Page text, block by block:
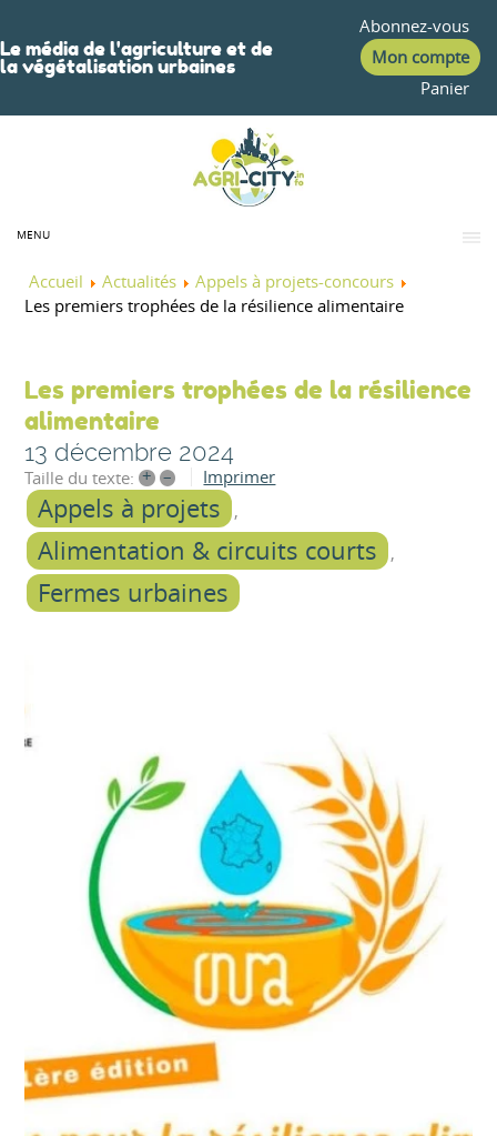
Le média de l'agriculture et de
la végétalisation urbaines
Abonnez-vous
Mon compte
Panier
MENU
Accueil Actualités
Appels à projets-concours
Les premiers trophées de la résilience alimentaire
Les premiers trophées de la résilience
alimentaire
13 décembre 2024
Taille du texte: + – Imprimer
Appels à projets
Alimentation & circuits courts
Fermes urbaines